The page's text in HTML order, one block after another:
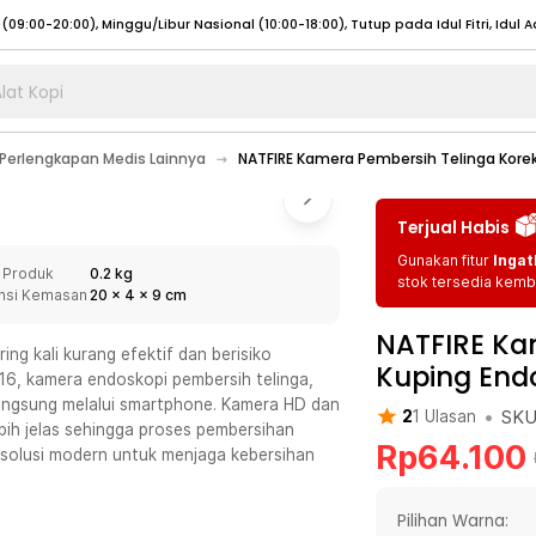
(07:00 - 20:00), Sabtu - Minggu (08:00 - 20:00), Tutup pada Idul Fitri
- 20:00), Sabtu - Minggu/ Libur Nasional (08:00 - 17:00) Selengkapnya
- 20:00), Sabtu - Minggu/ Libur Nasional (08:00 - 17:00) Selengkapnya
(09:00-20:00), Minggu/Libur Nasional (12:00-20:00), Tutup pada Idul Fitri
(09:00-20:00), Minggu/Libur Nasional (12:00-20:00), Tutup pada Idul Fitri
(07:00 - 20:00), Sabtu - Minggu (08:00 - 20:00), Tutup pada Idul Fitri
- 20:00), Sabtu - Minggu/ Libur Nasional (08:00 - 17:00) Selengkapnya
Kopi
Perlengkapan Medis Lainnya NATFIRE Kamera Pembersih Telinga
0.2 kg
Kemasan 20 x 4 x 9 cm
kali kurang efektif dan berisiko
kamera endoskopi pembersih telinga,
melalui smartphone. Kamera HD dan
jelas sehingga proses pembersihan
modern untuk menjaga kebersihan
Terjual Habis
Gunakan fitur
stok tersedia
NATFIRE
Kuping
21 Ulasan • SKU
Rp64.100
Pilihan Warna: